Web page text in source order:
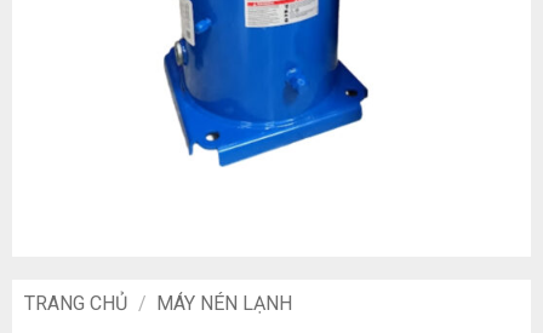
TRANG CHỦ / MÁY NÉN LẠNH